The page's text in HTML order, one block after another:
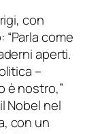
con
“Parla come
aperti.
–
è nostro,”
Nobel nel
con un